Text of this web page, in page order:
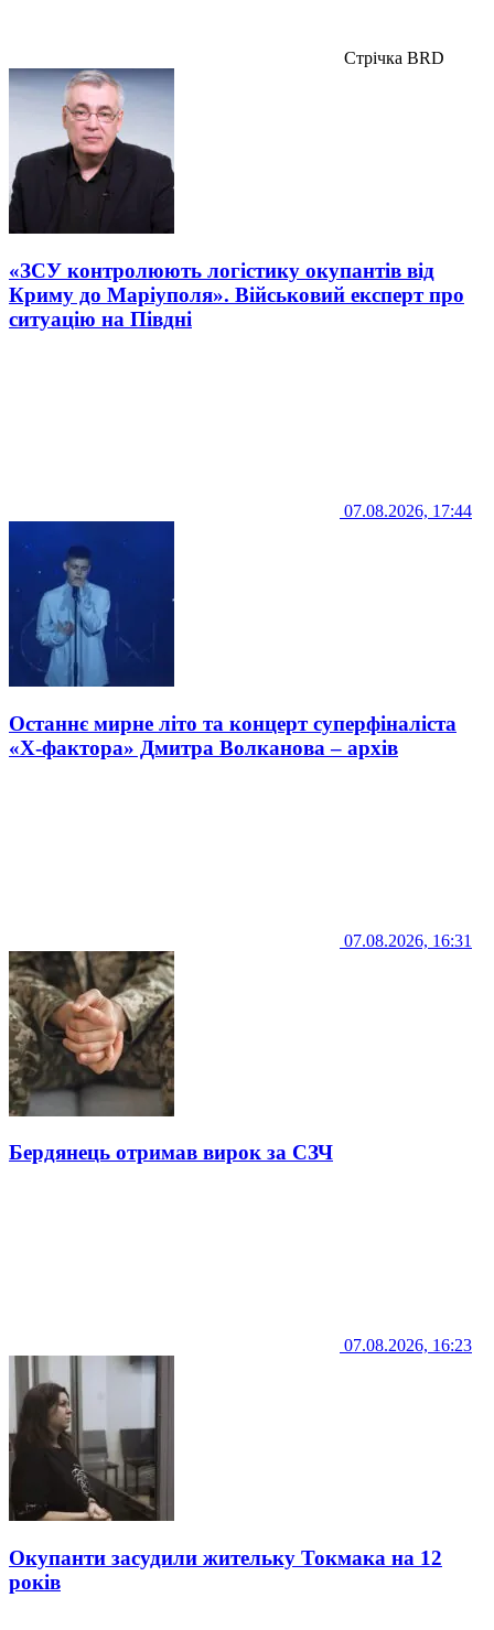
Стрічка BRD
«ЗСУ контролюють логістику окупантів від
Криму до Маріуполя». Військовий експерт про
ситуацію на Півдні
07.08.2026, 17:44
Останнє мирне літо та концерт суперфіналіста
«Х-фактора» Дмитра Волканова – архів
07.08.2026, 16:31
Бердянець отримав вирок за СЗЧ
07.08.2026, 16:23
Окупанти засудили жительку Токмака на 12
років